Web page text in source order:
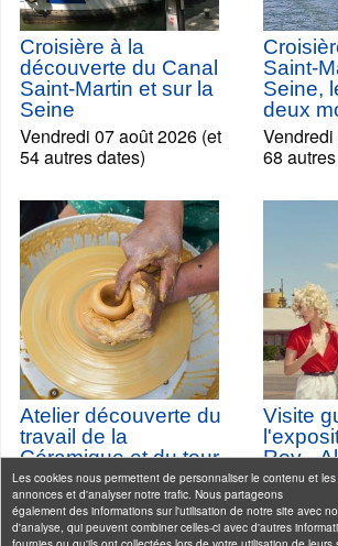
Les cookies nous permettent de personnaliser le contenu et les
annonces et d'analyser notre trafic. Nous partageons
également des informations sur l'utilisation de notre site avec
d'analyse, qui peuvent combiner celles-ci avec d'autres
Croisière à la
découverte du Canal
Saint-Martin et sur la
Seine
Vendredi 07 août 2026 (et
54 autres dates)
Saint-
Seine,
deux
68
Atelier découverte du
travail de la
Céramique et du tour
de potier à l'Atelier
d'He-Lam à Saint-
Denis
Visite
Roy -
Citéco
4 autres